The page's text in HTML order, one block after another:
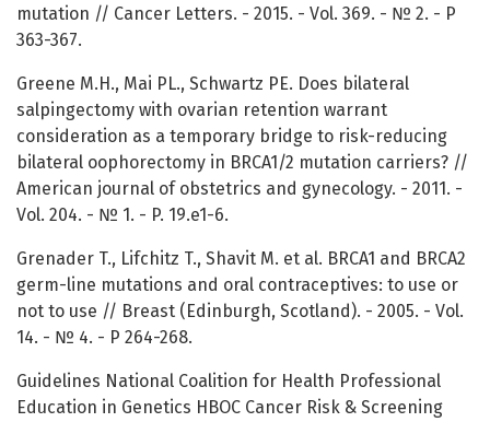
mutation // Cancer Letters. - 2015. - Vol. 369. - № 2. - P
363-367.
Greene M.H., Mai PL., Schwartz PE. Does bilateral
salpingectomy with ovarian retention warrant
consideration as a temporary bridge to risk-reducing
bilateral oophorectomy in BRCA1/2 mutation carriers? //
American journal of obstetrics and gynecology. - 2011. -
Vol. 204. - № 1. - P. 19.e1-6.
Grenader T., Lifchitz T., Shavit M. et al. BRCA1 and BRCA2
germ-line mutations and oral contraceptives: to use or
not to use // Breast (Edinburgh, Scotland). - 2005. - Vol.
14. - № 4. - P 264-268.
Guidelines National Coalition for Health Professional
Education in Genetics HBOC Cancer Risk & Screening